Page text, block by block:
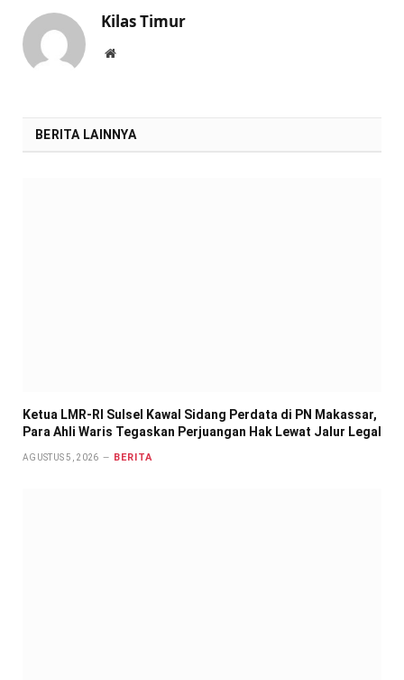
Kilas Timur
Website
BERITA LAINNYA
Ketua LMR-RI Sulsel Kawal Sidang Perdata di PN Makassar,
Para Ahli Waris Tegaskan Perjuangan Hak Lewat Jalur Legal
AGUSTUS 5, 2026 BERITA